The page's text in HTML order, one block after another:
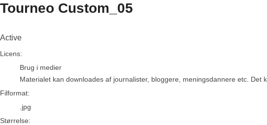
Tourneo Custom_05
Active
go to media item
Licens:
Brug i medier
Materialet kan downloades af journalister, bloggere, meningsdannere etc.
Filformat:
.jpg
Størrelse: